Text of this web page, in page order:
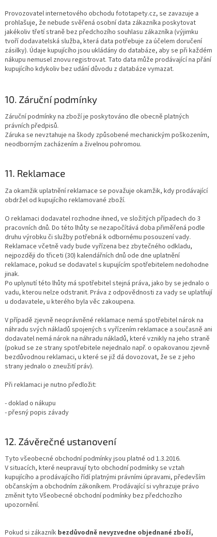
Provozovatel internetového obchodu fototapety.cz, se zavazuje a
prohlašuje, že nebude svěřená osobní data zákazníka poskytovat
jakékoliv třetí straně bez předchozího souhlasu zákazníka (výjimku
tvoří dodavatelská služba, která data potřebuje za účelem doručení
zásilky). Údaje kupujícího jsou ukládány do databáze, aby se při každém
nákupu nemusel znovu registrovat. Tato data může prodávající na přání
kupujícího kdykoliv bez udání důvodu z databáze vymazat.
10. Záruční podmínky
Záruční podmínky na zboží je poskytováno dle obecně platných
právních předpisů.
Záruka se nevztahuje na škody způsobené mechanickým poškozením,
neodborným zacházením a živelnou pohromou.
11. Reklamace
Za okamžik uplatnění reklamace se považuje okamžik, kdy prodávající
obdržel od kupujícího reklamované zboží.
O reklamaci dodavatel rozhodne ihned, ve složitých případech do 3
pracovních dnů. Do této lhůty se nezapočítává doba přiměřená podle
druhu výrobku či služby potřebná k odbornému posouzení vady.
Reklamace včetně vady bude vyřízena bez zbytečného odkladu,
nejpozději do třiceti (30) kalendářních dnů ode dne uplatnění
reklamace, pokud se dodavatel s kupujícím spotřebitelem nedohodne
jinak.
Po uplynutí této lhůty má spotřebitel stejná práva, jako by se jednalo o
vadu, kterou nelze odstranit. Práva z odpovědnosti za vady se uplatňují
u dodavatele, u kterého byla věc zakoupena.
V případě zjevně neoprávněné reklamace nemá spotřebitel nárok na
náhradu svých nákladů spojených s vyřízením reklamace a současně ani
dodavatel nemá nárok na náhradu nákladů, které vznikly na jeho straně
(pokud se ze strany spotřebitele nejednalo např. o opakovanou zjevně
bezdůvodnou reklamaci, u které se již dá dovozovat, že se z jeho
strany jednalo o zneužití práv).
Při reklamaci je nutno předložit:
- doklad o nákupu
- přesný popis závady
12. Závěrečné ustanovení
Tyto všeobecné obchodní podmínky jsou platné od 1.3.2016.
V situacích, které neupravují tyto obchodní podmínky se vztah
kupujícího a prodávajícího řídí platnými právními úpravami, především
občanským a obchodním zákoníkem. Prodávající si vyhrazuje právo
změnit tyto Všeobecné obchodní podmínky bez předchozího
upozornění.
Pokud si zákazník bezdůvodně nevyzvedne objednané zboží,